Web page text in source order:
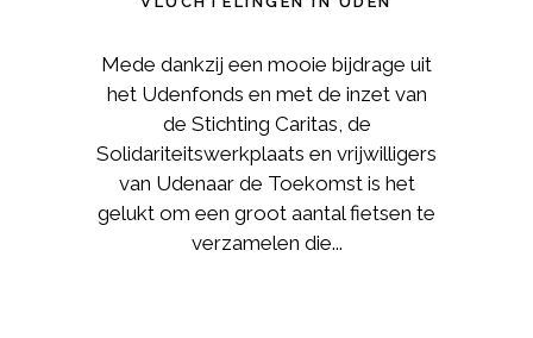
Mede dankzij een mooie bijdrage uit
het Udenfonds en met de inzet van
de Stichting Caritas, de
Solidariteitswerkplaats en vrijwilligers
van Udenaar de Toekomst is het
gelukt om een groot aantal fietsen te
verzamelen die...